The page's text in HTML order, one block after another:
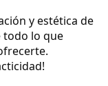
y estética de
todo lo que